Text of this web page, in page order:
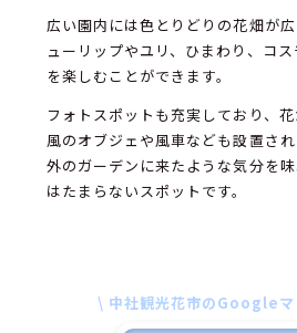
広い園内には色とりどりの花畑が
ューリップやユリ、ひまわり、コ
を楽しむことができます。
フォトスポットも充実しており、
風のオブジェや風車なども設置さ
外のガーデンに来たような気分を
はたまらないスポットです。
\ 中社観光花市のGoogleマ